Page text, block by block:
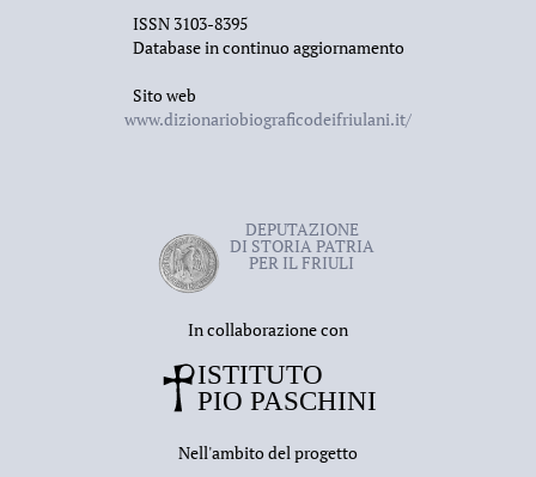
ISSN 3103-8395
Database in continuo aggiornamento
Sito web
www.dizionariobiograficodeifriulani.it/
DEPUTAZIONE
DI STORIA PATRIA
PER IL FRIULI
In collaborazione con
Nell'ambito del progetto